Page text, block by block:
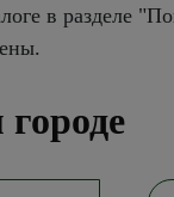
в разделе